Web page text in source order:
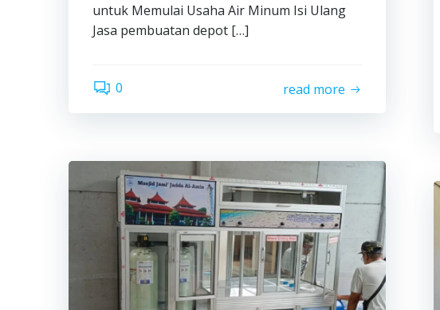
untuk Memulai Usaha Air Minum Isi Ulang
Jasa pembuatan depot […]
0 read more